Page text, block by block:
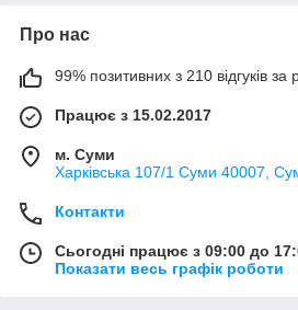
Про нас
99% позитивних з 210 відгуків за
Працює з 15.02.2017
м. Суми
Харківська 107/1 Суми 40007,
Контакти
Сьогодні працює з 09:00 до
Показати весь графік роботи